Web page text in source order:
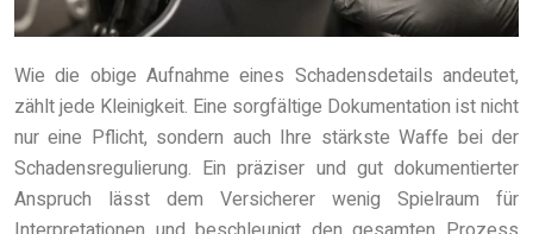
Wie die obige Aufnahme eines Schadensdetails andeutet,
zählt jede Kleinigkeit. Eine sorgfältige Dokumentation ist nicht
nur eine Pflicht, sondern auch Ihre stärkste Waffe bei der
Schadensregulierung. Ein präziser und gut dokumentierter
Anspruch lässt dem Versicherer wenig Spielraum für